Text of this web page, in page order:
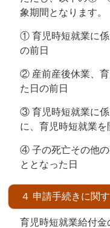
象期間となります。
① 育児時短就業に係
の前日
② 産前産後休業、
た日の前日
③ 育児時短就業に
に、育児時短就業を
④ 子の死亡その他の
ととなった日
４ 申請手続きに関
育児時短就業給付